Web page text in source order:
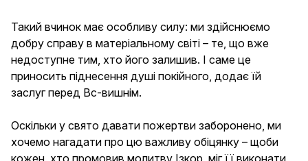
Такий вчинок має особливу силу: ми здійснюємо
добру справу в матеріальному світі – те, що вже
недоступне тим, хто його залишив. І саме це
приносить піднесення душі покійного, додає їй
заслуг перед Вс-вишнім.
Оскільки у свято давати пожертви заборонено, ми
хочемо нагадати про цю важливу обіцянку – щоби
кожен, хто промовив молитву Ізкор, міг її виконати.